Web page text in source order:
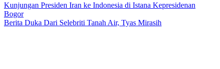
Kunjungan Presiden Iran ke Indonesia di Istana Kepresidenan
Bogor
Berita Duka Dari Selebriti Tanah Air, Tyas Mirasih